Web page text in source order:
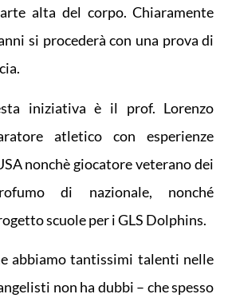
alta del corpo. Chiaramente
si procederà con una prova di
iniziativa è il prof. Lorenzo
atletico con esperienze
nonchè giocatore veterano dei
di nazionale, nonché
scuole per i GLS Dolphins.
abbiamo tantissimi talenti nelle
non ha dubbi – che spesso